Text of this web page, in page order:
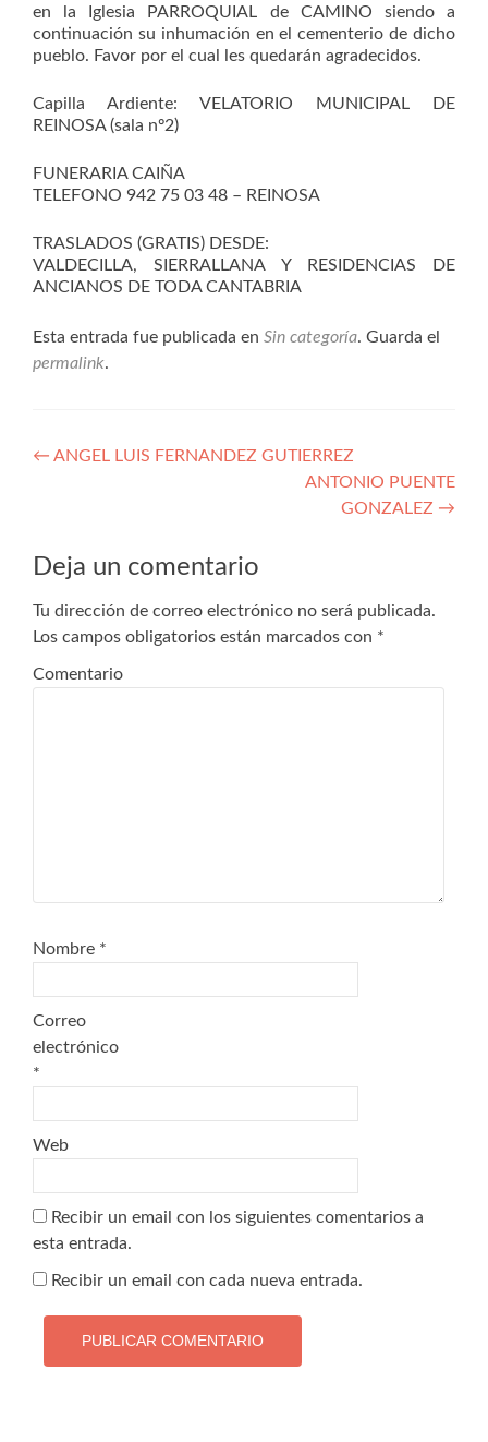
en la Iglesia PARROQUIAL de CAMINO siendo a
continuación su inhumación en el cementerio de dicho
pueblo. Favor por el cual les quedarán agradecidos.
Capilla Ardiente: VELATORIO MUNICIPAL DE
REINOSA (sala nº2)
FUNERARIA CAIÑA
TELEFONO 942 75 03 48 – REINOSA
TRASLADOS (GRATIS) DESDE:
VALDECILLA, SIERRALLANA Y RESIDENCIAS DE
ANCIANOS DE TODA CANTABRIA
Esta entrada fue publicada en Sin categoría. Guarda el
permalink.
Navegación
← ANGEL LUIS FERNANDEZ GUTIERREZ
ANTONIO PUENTE
GONZALEZ →
Deja un comentario
Tu dirección de correo electrónico no será publicada.
Los campos obligatorios están marcados con *
Comentario
Nombre *
Correo
electrónico
*
Web
Recibir un email con los siguientes comentarios a
esta entrada.
Recibir un email con cada nueva entrada.